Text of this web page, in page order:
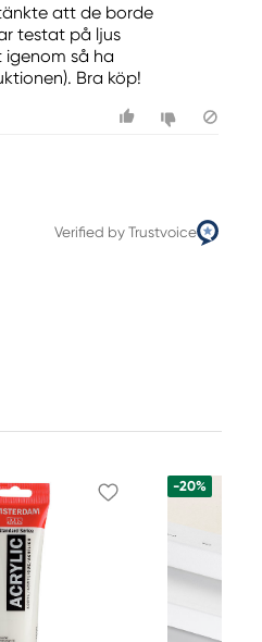
att de borde
testat på ljus
så ha
Bra köp!
Verified by Trustvoice
-20%